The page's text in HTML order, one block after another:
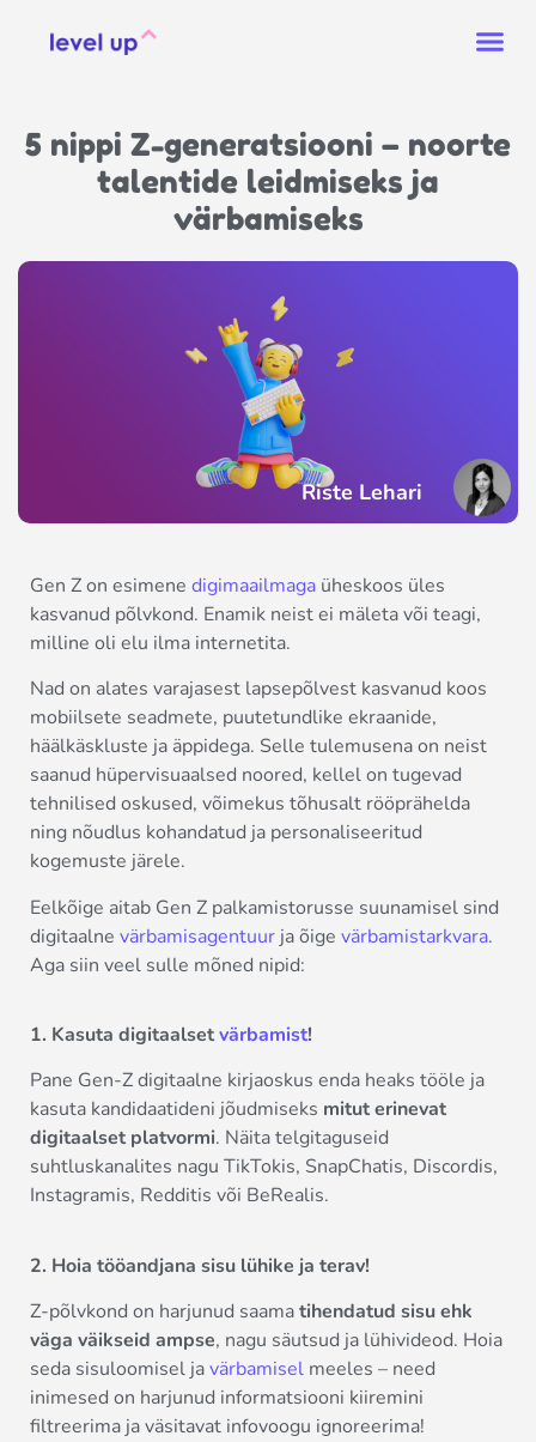
5 nippi Z-generatsiooni – noorte
talentide leidmiseks ja
värbamiseks
Riste Lehari
Gen Z on esimene digimaailmaga üheskoos üles
kasvanud põlvkond. Enamik neist ei mäleta või teagi,
milline oli elu ilma internetita.
Nad on alates varajasest lapsepõlvest kasvanud koos
mobiilsete seadmete, puutetundlike ekraanide,
häälkäskluste ja äppidega. Selle tulemusena on neist
saanud hüpervisuaalsed noored, kellel on tugevad
tehnilised oskused, võimekus tõhusalt rööprähelda
ning nõudlus kohandatud ja personaliseeritud
kogemuste järele.
Eelkõige aitab Gen Z palkamistorusse suunamisel sind
digitaalne värbamisagentuur ja õige värbamistarkvara.
Aga siin veel sulle mõned nipid:
1. Kasuta digitaalsetvärbamist!
Pane Gen-Z digitaalne kirjaoskus enda heaks tööle ja
kasuta kandidaatideni jõudmiseks mitut erinevat
digitaalset platvormi. Näita telgitaguseid
suhtluskanalites nagu TikTokis, SnapChatis, Discordis,
Instagramis, Redditis või BeRealis.
2. Hoia tööandjana sisu lühike ja terav!
Z-põlvkond on harjunud saamatihendatud sisu ehk
väga väikseid ampse, nagu säutsud ja lühivideod. Hoia
seda sisuloomisel javärbamisel meeles – need
inimesed on harjunud informatsiooni kiiremini
filtreerima ja väsitavat infovoogu ignoreerima!